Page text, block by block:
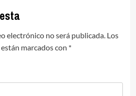
electrónico no será publicada. Los
marcados con *